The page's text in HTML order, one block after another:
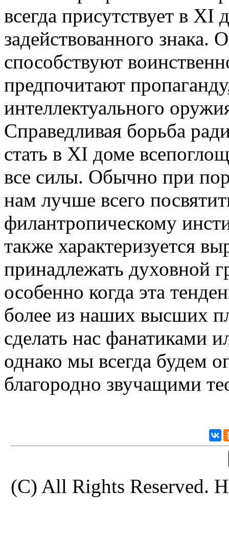
всегда присутствует в XI
задействованного
способствуют
предпочитают
интеллектуального
Справедливая борьба
стать в XI доме
все силы. Обычно при
нам лучше всего
филантропическому
также характеризуется
принадлежать духовной
особенно когда эта
более из наших высших
сделать нас фанатиками
однако мы всегда будем
благородно звучащими
(C) All Rights